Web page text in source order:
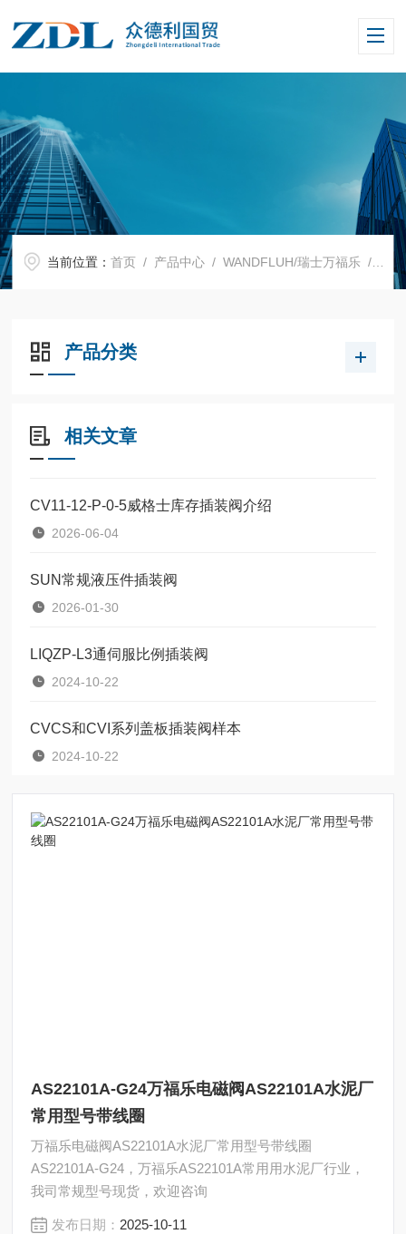
当前位置：首页 / 产品中心 /WANDFLUH/瑞士万福乐 / 插
产品分类
相关文章
CV11-12-P-0-5威格士库存插装阀介绍
2026-06-04
SUN常规液压件插装阀
2026-01-30
LIQZP-L3通伺服比例插装阀
2024-10-22
CVCS和CVI系列盖板插装阀样本
2024-10-22
AS22101A-G24万福乐电磁阀AS22101A水泥厂
常用型号带线圈
万福乐电磁阀AS22101A水泥厂常用型号带线圈
AS22101A-G24，万福乐AS22101A常用用水泥厂行业，
我司常规型号现货，欢迎咨询
发布日期： 2025-10-11